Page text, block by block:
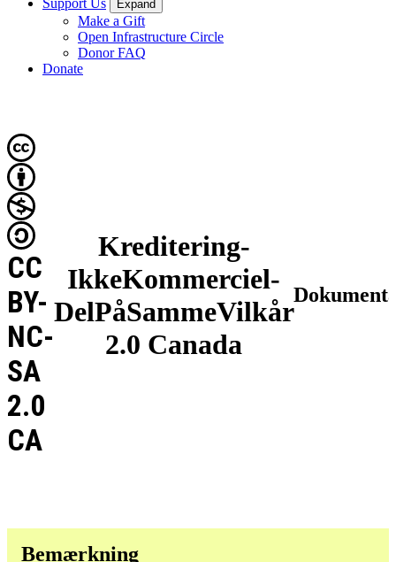
Expand
Make a Gift
Open Infrastructure Circle
Donor FAQ
Donate
Kreditering-
IkkeKommerciel-
DelPåSammeVilkår
2.0 Canada
CC
BY-
NC-
SA
2.0
CA
Bemærkning